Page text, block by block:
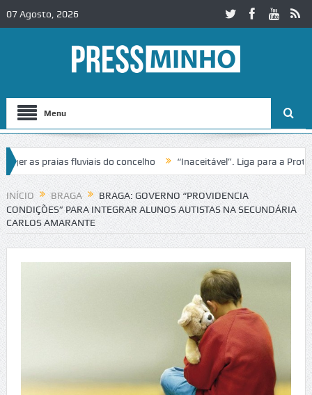
07 Agosto, 2026
Menu
praias fluviais do concelho “Inaceitável”. Liga para a Proteção
de trânsito no IC2 em Alcobaça Igreja do Castelo de
INÍCIO BRAGA
BRAGA: GOVERNO “PROVIDENCIA
CONDIÇÕES” PARA INTEGRAR ALUNOS AUTISTAS NA SECUNDÁRIA
CARLOS AMARANTE